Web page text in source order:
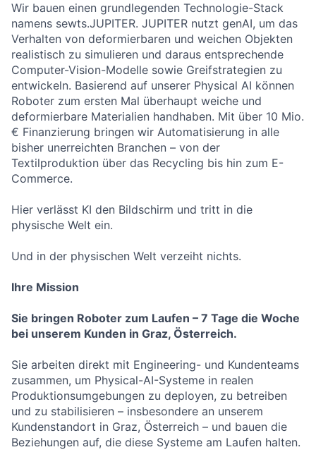
Wir bauen einen grundlegenden Technologie-Stack
namens sewts.JUPITER. JUPITER nutzt genAI, um das
Verhalten von deformierbaren und weichen Objekten
realistisch zu simulieren und daraus entsprechende
Computer-Vision-Modelle sowie Greifstrategien zu
entwickeln. Basierend auf unserer Physical AI können
Roboter zum ersten Mal überhaupt weiche und
deformierbare Materialien handhaben. Mit über 10 Mio.
€ Finanzierung bringen wir Automatisierung in alle
bisher unerreichten Branchen – von der
Textilproduktion über das Recycling bis hin zum E-
Commerce.
Hier verlässt KI den Bildschirm und tritt in die
physische Welt ein.
Und in der physischen Welt verzeiht nichts.
Ihre Mission
Sie bringen Roboter zum Laufen – 7 Tage die Woche
bei unserem Kunden in Graz, Österreich.
Sie arbeiten direkt mit Engineering- und Kundenteams
zusammen, um Physical-AI-Systeme in realen
Produktionsumgebungen zu deployen, zu betreiben
und zu stabilisieren – insbesondere an unserem
Kundenstandort in Graz, Österreich – und bauen die
Beziehungen auf, die diese Systeme am Laufen halten.